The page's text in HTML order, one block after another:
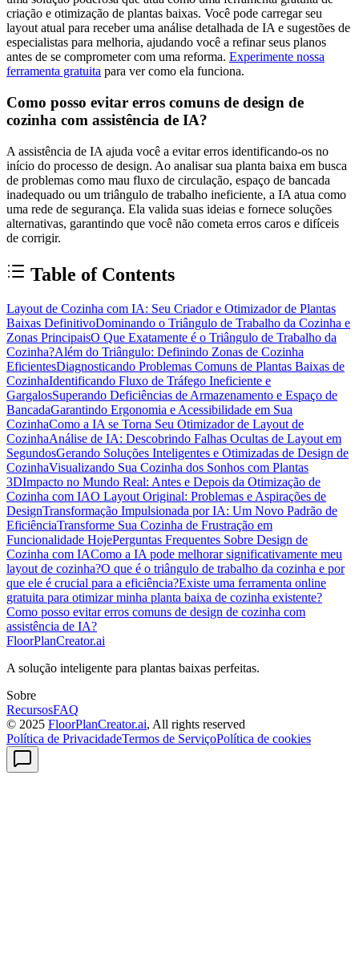
criação e otimização de plantas baixas. Você pode carregar seu
layout atual para receber uma análise detalhada de IA e sugestões de
especialistas para melhoria, ajudando você a refinar seus planos
antes de se comprometer com uma reforma. Experimente nossa
ferramenta gratuita para ver como ela funciona.
Como posso evitar erros comuns de design de
cozinha com assistência de IA?
A assistência de IA ajuda você a evitar erros identificando-os no
início do processo de design. Ao analisar sua planta baixa em busca
de problemas como mau fluxo de circulação, espaço de bancada
inadequado ou um triângulo de trabalho ineficiente, a IA atua como
uma rede de segurança. Ela valida suas ideias e fornece soluções
alternativas, garantindo que você não cometa erros caros e difíceis
de corrigir.
Table of Contents
Layout de Cozinha com IA: Seu Criador e Otimizador de Plantas
Baixas DefinitivoDominando o Triângulo de Trabalho da Cozinha e
Zonas PrincipaisO Que Exatamente é o Triângulo de Trabalho da
Cozinha?Além do Triângulo: Definindo Zonas de Cozinha
EficientesDiagnosticando Problemas Comuns de Plantas Baixas de
CozinhaIdentificando Fluxo de Tráfego Ineficiente e
GargalosSuperando Deficiências de Armazenamento e Espaço de
BancadaGarantindo Ergonomia e Acessibilidade em Sua
CozinhaComo a IA se Torna Seu Otimizador de Layout de
CozinhaAnálise de IA: Descobrindo Falhas Ocultas de Layout em
SegundosGerando Soluções Inteligentes e Otimizadas de Design de
CozinhaVisualizando Sua Cozinha dos Sonhos com Plantas
3DImpacto no Mundo Real: Antes e Depois da Otimização de
Cozinha com IAO Layout Original: Problemas e Aspirações de
DesignTransformação Impulsionada por IA: Um Novo Padrão de
EficiênciaTransforme Sua Cozinha de Frustração em
Funcionalidade HojePerguntas Frequentes Sobre Design de
Cozinha com IAComo a IA pode melhorar significativamente meu
layout de cozinha?O que é o triângulo de trabalho da cozinha e por
que ele é crucial para a eficiência?Existe uma ferramenta online
gratuita para otimizar minha planta baixa de cozinha existente?
Como posso evitar erros comuns de design de cozinha com
assistência de IA?
FloorPlanCreator.ai
A solução inteligente para plantas baixas perfeitas.
Sobre
RecursosFAQ
© 2025 FloorPlanCreator.ai, All rights reserved
Política de PrivacidadeTermos de ServiçoPolítica de cookies